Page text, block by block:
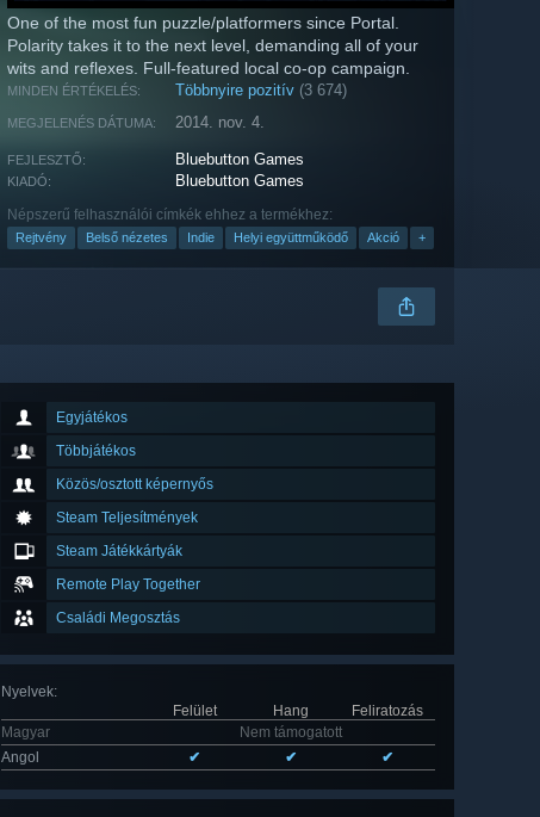
One of the most fun puzzle/platformers since Portal.
Polarity takes it to the next level, demanding all of your
wits and reflexes. Full-featured local co-op campaign.
MINDEN ÉRTÉKELÉS: Többnyire pozitív (3 674)
MEGJELENÉS DÁTUMA: 2014. nov. 4.
FEJLESZTŐ: Bluebutton Games
KIADÓ: Bluebutton Games
Népszerű felhasználói címkék ehhez a termékhez:
Rejtvény Belső nézetes Indie Helyi együttműködő Akció +
Egyjátékos
Többjátékos
Közös/osztott képernyős
Steam Teljesítmények
Steam Játékkártyák
Remote Play Together
Családi Megosztás
Nyelvek:
Felület
Hang
Feliratozás
Magyar
Nem támogatott
Angol
✔ ✔ ✔